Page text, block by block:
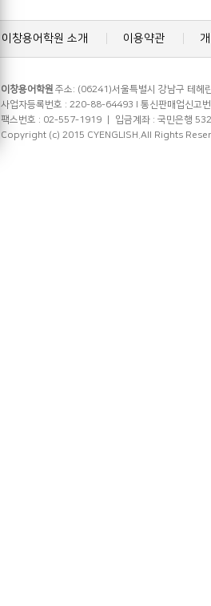
이창용어학원 소개 이용약관
이창용어학원 주소: (06241)서울특별시 강남구 테헤
사업자등록번호 : 220-88-64493 l 통신판매업신고
팩스번호 : 02-557-1919 ㅣ 입금계좌 : 국민은행
Copyright (c) 2015 CYENGLISH.All Rights